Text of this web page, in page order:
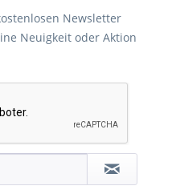
Newsletter
Neuigkeit oder Aktion